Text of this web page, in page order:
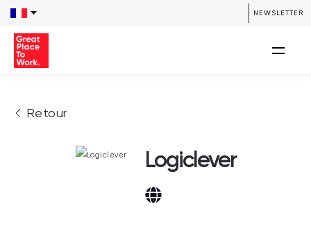
NEWSLETTER
Retour
Logiclever